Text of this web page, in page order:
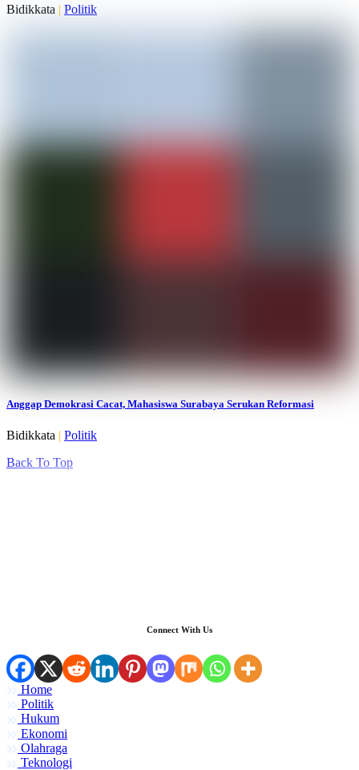
Bidikkata | Politik
Anggap Demokrasi Cacat, Mahasiswa Surabaya Serukan Reformasi
Bidikkata | Politik
Back To Top
Connect With Us
Home
Politik
Hukum
Ekonomi
Olahraga
Teknologi